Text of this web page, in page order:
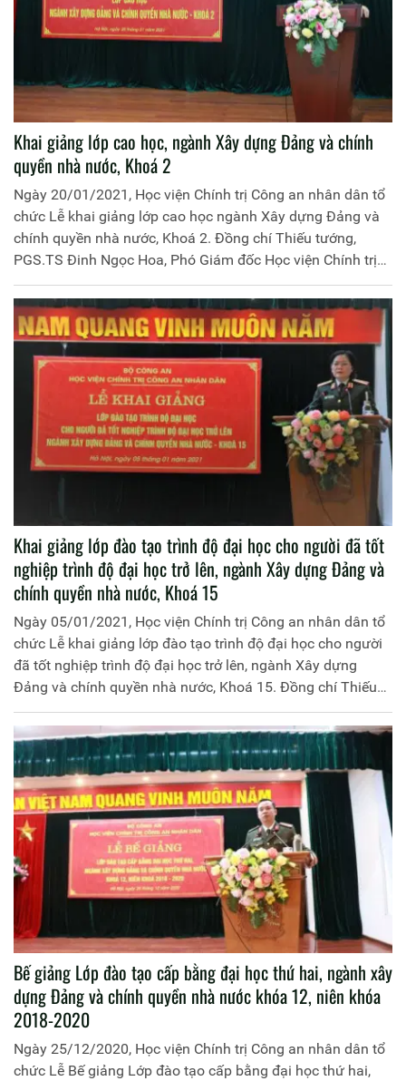
Khai giảng lớp cao học, ngành Xây dựng Đảng và chính
quyền nhà nước, Khoá 2
Ngày 20/01/2021, Học viện Chính trị Công an nhân dân tổ
chức Lễ khai giảng lớp cao học ngành Xây dựng Đảng và
chính quyền nhà nước, Khoá 2. Đồng chí Thiếu tướng,
PGS.TS Đinh Ngọc Hoa, Phó Giám đốc Học viện Chính trị
Công an nhân dân chủ trì buổi lễ. Tham dự buổi lễ có đồng
chí Trung tá, TS Hoàng Đại Nghĩa, Phó Cục trưởng Cục Đào
tạo; đại diện lãnh đạo Phòng 2, Cục Đào tạo; đại diện lãnh
đạo các đơn vị thuộc Học viện và 17 đồng chí học viên
tham gia khoá học.
Khai giảng lớp đào tạo trình độ đại học cho người đã tốt
nghiệp trình độ đại học trở lên, ngành Xây dựng Đảng và
chính quyền nhà nước, Khoá 15
Ngày 05/01/2021, Học viện Chính trị Công an nhân dân tổ
chức Lễ khai giảng lớp đào tạo trình độ đại học cho người
đã tốt nghiệp trình độ đại học trở lên, ngành Xây dựng
Đảng và chính quyền nhà nước, Khoá 15. Đồng chí Thiếu
tướng, PGS.TS Đinh Ngọc Hoa, Phó Giám đốc Học viện
Chính trị Công an nhân dân chủ trì buổi lễ.
Bế giảng Lớp đào tạo cấp bằng đại học thứ hai, ngành xây
dựng Đảng và chính quyền nhà nước khóa 12, niên khóa
2018-2020
Ngày 25/12/2020, Học viện Chính trị Công an nhân dân tổ
chức Lễ Bế giảng Lớp đào tạo cấp bằng đại học thứ hai,